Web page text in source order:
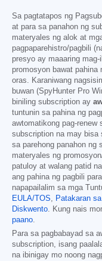
Sa pagtatapos ng
at para sa panahon ng
materyales ng alok at
pagpaparehistro/pagbili
presyo ay maaaring
promosyon bawat
oras. Karaniwang
buwan (SpyHunter Pro
biniling subscription ay
tuntunin sa pahina ng
awtomatikong pag-renew
subscription na may bisa
sa parehong panahon ng
materyales ng
patuloy at walang patid
ang pahina ng pagbili
napapailalim sa mga
EULA/TOS, Patakaran
Diskwento. Kung nais
paano.
Para sa pagbabayad sa
subscription, isang
na ibinigay mo noong